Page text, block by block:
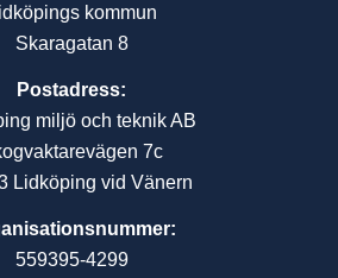
kommun
Skaragatan 8
Postadress:
miljö och teknik AB
7c
Lidköping vid Vänern
559395-4299